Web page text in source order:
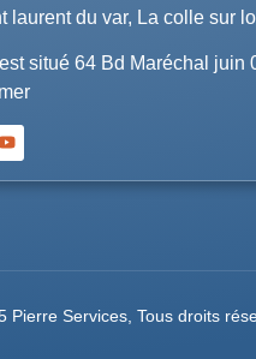
laurent du var, La colle sur
situé 64 Bd Maréchal juin
Pierre Services, Tous droits